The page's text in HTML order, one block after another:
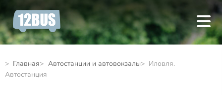
Главная Автостанции и автовокзалы
Иловля.
Автостанция